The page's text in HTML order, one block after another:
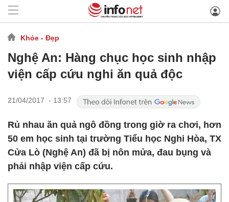
Khỏe - Đẹp
Nghệ An: Hàng chục học sinh nhập
viện cấp cứu nghi ăn quả độc
21/04/2017 - 13:57
Rủ nhau ăn quả ngô đồng trong giờ ra chơi, hơn
50 em học sinh tại trường Tiểu học Nghi Hòa, TX
Cửa Lò (Nghệ An) đã bị nôn mửa, đau bụng và
phải nhập viện cấp cứu.